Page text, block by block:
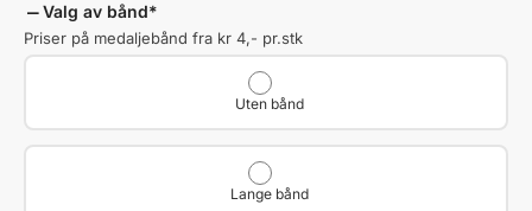
Valg av bånd*
Priser på medaljebånd fra kr 4,- pr.stk
Uten bånd
Lange bånd